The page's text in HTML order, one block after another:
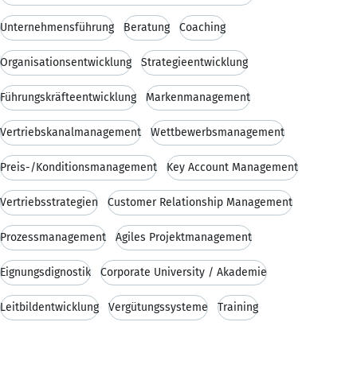
Unternehmensführung Beratung Coaching
Organisationsentwicklung Strategieentwicklung
Führungskräfteentwicklung Markenmanagement
Vertriebskanalmanagement Wettbewerbsmanagement
Preis-/Konditionsmanagement Key Account Management
Vertriebsstrategien Customer Relationship Management
Prozessmanagement Agiles Projektmanagement
Eignungsdignostik Corporate University / Akademie
Leitbildentwicklung Vergütungssysteme Training